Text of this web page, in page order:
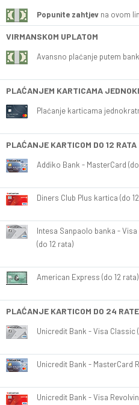
Popunite zahtjev na ovom
VIRMANSKOM UPLATOM
Avansno plaćanje putem
PLAĆANJEM KARTICAMA
Plaćanje karticama
PLAĆANJE KARTICOM DO 12 RATA
Addiko Bank - MasterCard
Diners Club Plus kartica (do
Intesa Sanpaolo banka -
(do 12 rata)
American Express (do 12 rata)
PLAĆANJE KARTICOM DO 24 RATE
Unicredit Bank - Visa Classic
Unicredit Bank - MasterCard
Unicredit Bank - Visa